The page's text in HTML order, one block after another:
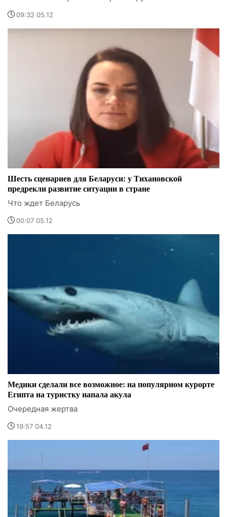
09:32 05.12
Шесть сценариев для Беларуси: у Тихановской
предрекли развитие ситуации в стране
Что ждет Беларусь
00:07 05.12
Медики сделали все возможное: на популярном курорте
Египта на туристку напала акула
Очередная жертва
19:57 04.12